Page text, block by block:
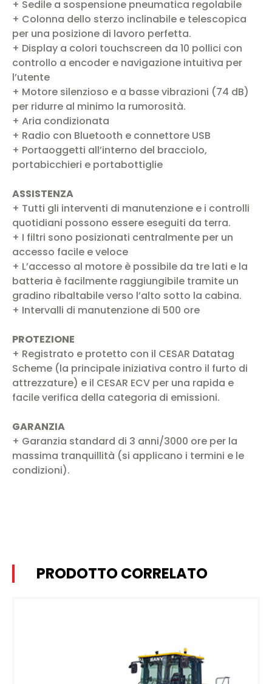
+ Sedile a sospensione pneumatica regolabile
+ Colonna dello sterzo inclinabile e telescopica
per una posizione di lavoro perfetta.
+ Display a colori touchscreen da 10 pollici con
controllo a encoder e navigazione intuitiva per
l’utente
+ Motore silenzioso e a basse vibrazioni (74 dB)
per ridurre al minimo la rumorosità.
+ Aria condizionata
+ Radio con Bluetooth e connettore USB
+ Portaoggetti all’interno del bracciolo,
portabicchieri e portabottiglie
ASSISTENZA
+ Tutti gli interventi di manutenzione e i controlli
quotidiani possono essere eseguiti da terra.
+ I filtri sono posizionati centralmente per un
accesso facile e veloce
+ L’accesso al motore è possibile da tre lati e la
batteria è facilmente raggiungibile tramite un
gradino ribaltabile verso l’alto sotto la cabina.
+ Intervalli di manutenzione di 500 ore
PROTEZIONE
+ Registrato e protetto con il CESAR Datatag
Scheme (la principale iniziativa contro il furto di
attrezzature) e il CESAR ECV per una rapida e
facile verifica della categoria di emissioni.
GARANZIA
+ Garanzia standard di 3 anni/3000 ore per la
massima tranquillità (si applicano i termini e le
condizioni).
PRODOTTO CORRELATO